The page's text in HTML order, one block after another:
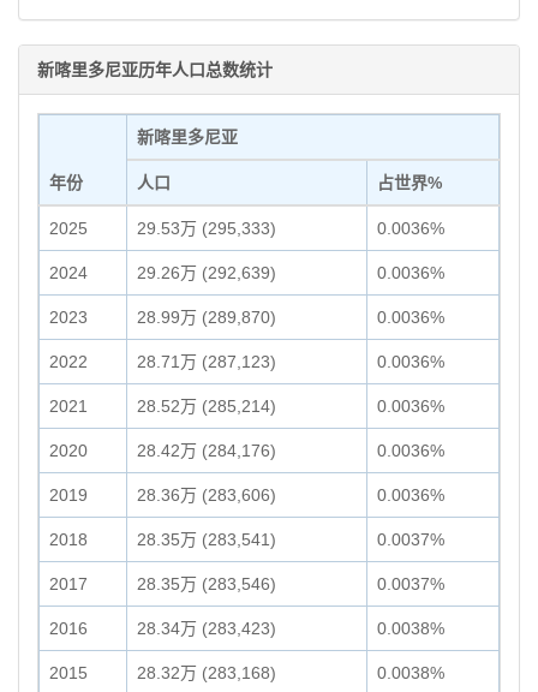
新喀里多尼亚历年人口总数统计
年份
新喀里多尼亚
人口 占世界%
2025 29.53万 (295,333) 0.0036%
2024 29.26万 (292,639) 0.0036%
2023 28.99万 (289,870) 0.0036%
2022 28.71万 (287,123) 0.0036%
2021 28.52万 (285,214) 0.0036%
2020 28.42万 (284,176) 0.0036%
2019 28.36万 (283,606) 0.0036%
2018 28.35万 (283,541) 0.0037%
2017 28.35万 (283,546) 0.0037%
2016 28.34万 (283,423) 0.0038%
2015 28.32万 (283,168) 0.0038%